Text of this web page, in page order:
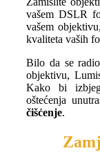
vašem DSLR
vašem
kvaliteta vaših
Bilo da se
objektivu,
Kako bi
oštećenja
čišćenje.